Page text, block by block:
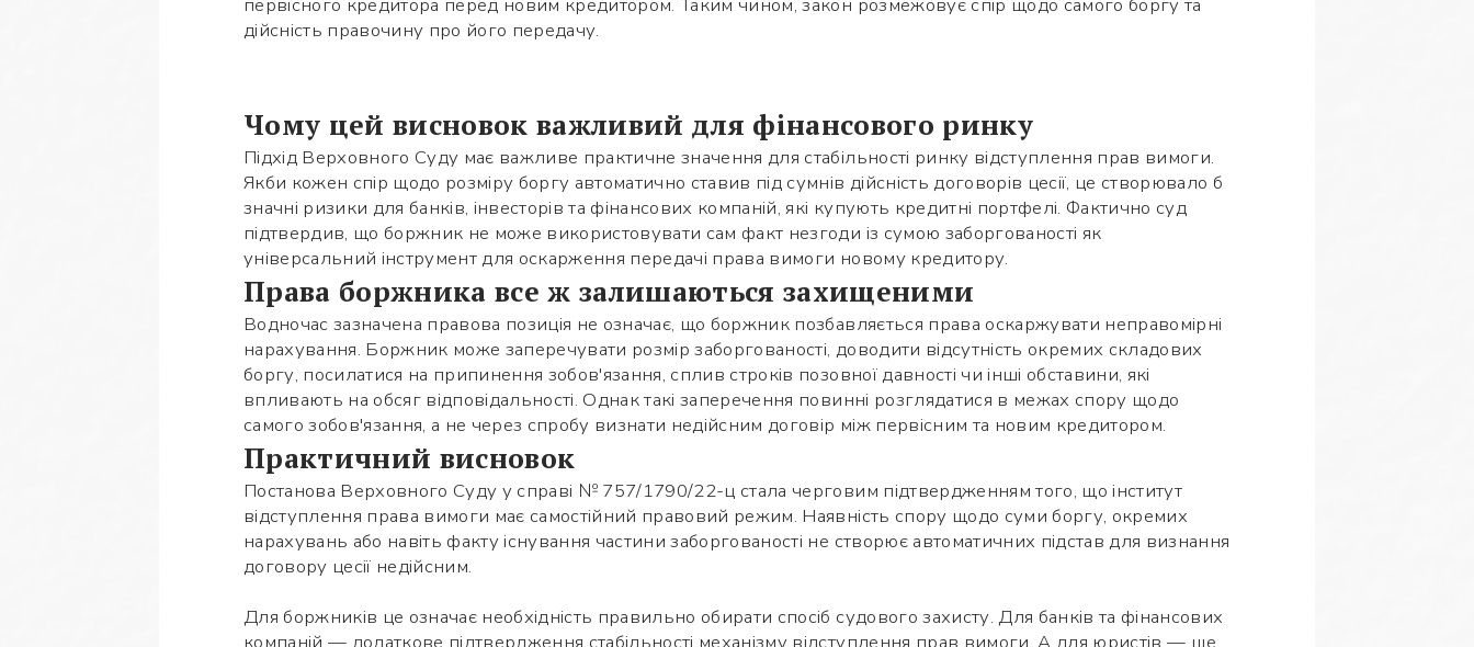
дійсність правочину про його передачу.
Чому цей висновок важливий для фінансового ринку
Підхід Верховного Суду має важливе практичне значення для стабільності ринку відступлення прав вимоги.
Якби кожен спір щодо розміру боргу автоматично ставив під сумнів дійсність договорів цесії, це створювало б
значні ризики для банків, інвесторів та фінансових компаній, які купують кредитні портфелі. Фактично суд
підтвердив, що боржник не може використовувати сам факт незгоди із сумою заборгованості як
універсальний інструмент для оскарження передачі права вимоги новому кредитору.
Права боржника все ж залишаються захищеними
Водночас зазначена правова позиція не означає, що боржник позбавляється права оскаржувати неправомірні
нарахування. Боржник може заперечувати розмір заборгованості, доводити відсутність окремих складових
боргу, посилатися на припинення зобов'язання, сплив строків позовної давності чи інші обставини, які
впливають на обсяг відповідальності. Однак такі заперечення повинні розглядатися в межах спору щодо
самого зобов'язання, а не через спробу визнати недійсним договір між первісним та новим кредитором.
Практичний висновок
Постанова Верховного Суду у справі № 757/1790/22-ц стала черговим підтвердженням того, що інститут
відступлення права вимоги має самостійний правовий режим. Наявність спору щодо суми боргу, окремих
нарахувань або навіть факту існування частини заборгованості не створює автоматичних підстав для визнання
договору цесії недійсним.
Для боржників це означає необхідність правильно обирати спосіб судового захисту. Для банків та фінансових
компаній — додаткове підтвердження стабільності механізму відступлення прав вимоги. А для юристів — ще